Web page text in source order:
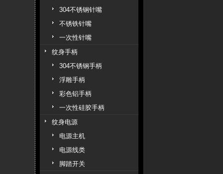
304不锈钢针嘴
不锈铁针嘴
一次性针嘴
纹身手柄
304不锈钢手柄
浮雕手柄
彩色铝手柄
一次性硅胶手柄
纹身电源
电源主机
电源线类
脚踏开关